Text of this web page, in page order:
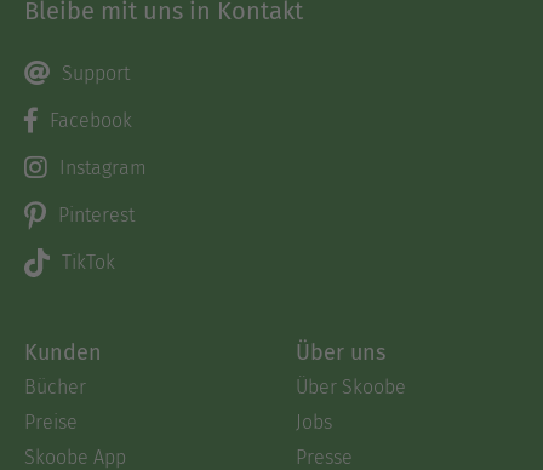
Bleibe mit uns in Kontakt
Support
Facebook
Instagram
Pinterest
TikTok
Kunden
Bücher
Preise
Skoobe App
Über uns
Über Skoobe
Jobs
Presse